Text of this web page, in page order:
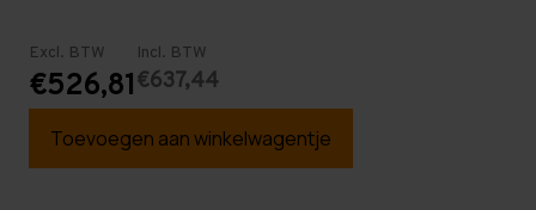
Excl. BTW
€526,81
Incl. BTW
€637,44
Toevoegen aan winkelwagentje